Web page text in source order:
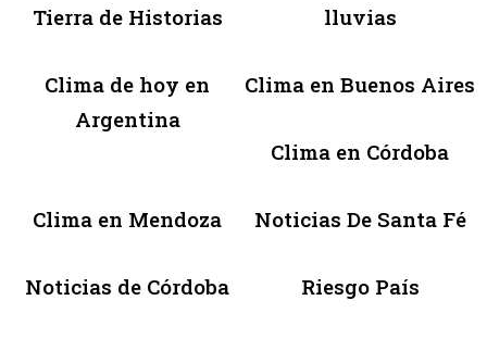
Tierra de Historias lluvias
Clima de hoy en
Argentina
Clima en Buenos Aires
Clima en Córdoba
Clima en Mendoza Noticias De Santa Fé
Noticias de Córdoba Riesgo País